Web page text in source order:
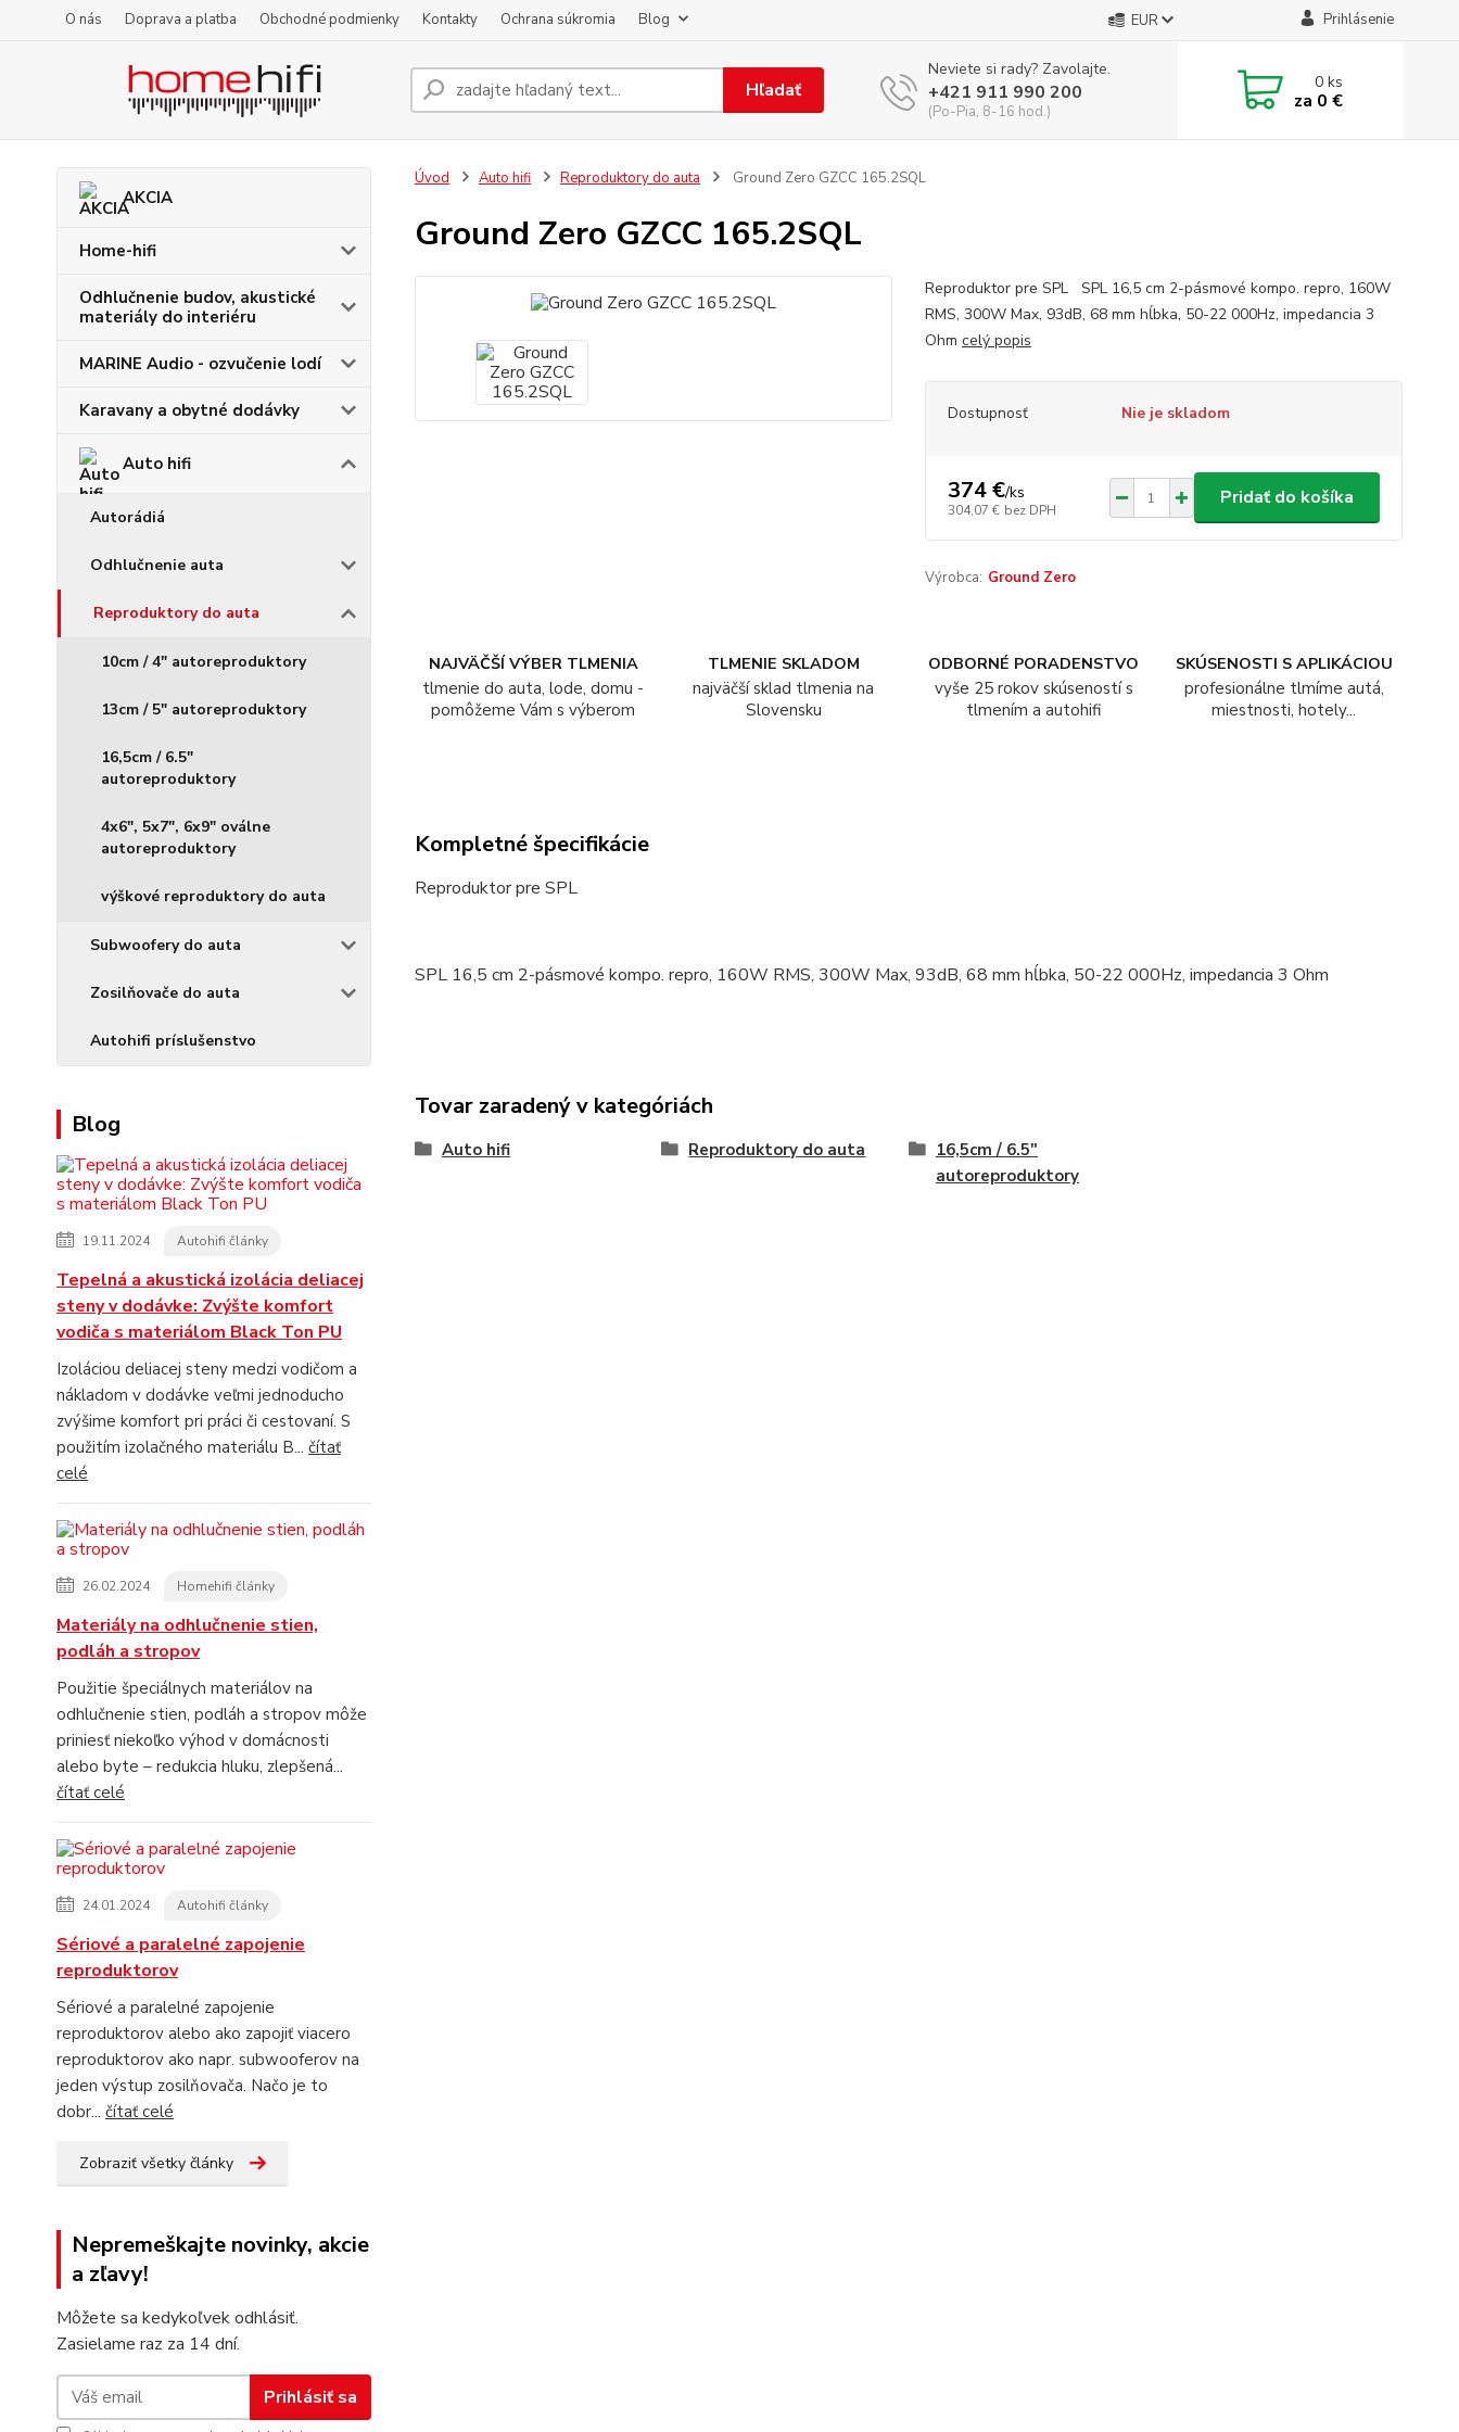
O nás Doprava a platba Obchodné podmienky Kontakty Ochrana súkromia Blog EUR Prihlásenie
Hľadať
Neviete si rady? Zavolajte.
+421 911 990 200
(Po-Pia, 8-16 hod.)
0ks
za 0 €
AKCIA
Home-hifi
Odhlučnenie budov, akustické
materiály do interiéru
MARINE Audio - ozvučenie lodí
Karavany a obytné dodávky
Auto hifi
Autorádiá
Odhlučnenie auta
Reproduktory do auta
10cm / 4" autoreproduktory
13cm / 5" autoreproduktory
16,5cm / 6.5"
autoreproduktory
4x6", 5x7", 6x9" oválne
autoreproduktory
výškové reproduktory do auta
Subwoofery do auta
Zosilňovače do auta
Autohifi príslušenstvo
Blog
19.11.2024 Autohifi články
Tepelná a akustická izolácia deliacej
steny v dodávke: Zvýšte komfort
vodiča s materiálom Black Ton PU
Izoláciou deliacej steny medzi vodičom a
nákladom v dodávke veľmi jednoducho
zvýšime komfort pri práci či cestovaní. S
použitím izolačného materiálu B... čítať
celé
26.02.2024 Homehifi články
Materiály na odhlučnenie stien,
podláh a stropov
Použitie špeciálnych materiálov na
odhlučnenie stien, podláh a stropov môže
priniesť niekoľko výhod v domácnosti
alebo byte – redukcia hluku, zlepšená...
čítať celé
24.01.2024 Autohifi články
Sériové a paralelné zapojenie
reproduktorov
Sériové a paralelné zapojenie
reproduktorov alebo ako zapojiť viacero
reproduktorov ako napr. subwooferov na
jeden výstup zosilňovača. Načo je to
dobr... čítať celé
Zobraziť všetky články
Nepremeškajte novinky, akcie
a zľavy!
Môžete sa kedykoľvek odhlásiť.
Zasielame raz za 14 dní.
Prihlásiť sa
Úvod Auto hifi Reproduktory do auta Ground Zero GZCC 165.2SQL
Ground Zero GZCC 165.2SQL
Reproduktor pre SPL SPL 16,5 cm 2-pásmové kompo. repro, 160W
RMS, 300W Max, 93dB, 68 mm hĺbka, 50-22 000Hz, impedancia 3
Ohm celý popis
Dostupnosť Nie je skladom
374 €/ks
304,07 € bez DPH
Pridať do košíka
Výrobca: Ground Zero
NAJVÄČŠÍ VÝBER TLMENIA
tlmenie do auta, lode, domu -
pomôžeme Vám s výberom
TLMENIE SKLADOM
najväčší sklad tlmenia na
Slovensku
ODBORNÉ PORADENSTVO
vyše 25 rokov skúseností s
tlmením a autohifi
SKÚSENOSTI S APLIKÁCIOU
profesionálne tlmíme autá,
miestnosti, hotely...
Kompletné špecifikácie
Reproduktor pre SPL
SPL 16,5 cm 2-pásmové kompo. repro, 160W RMS, 300W Max, 93dB, 68 mm hĺbka, 50-22 000Hz, impedancia 3 Ohm
Tovar zaradený v kategóriách
Auto hifi Reproduktory do auta
16,5cm / 6.5"
autoreproduktory